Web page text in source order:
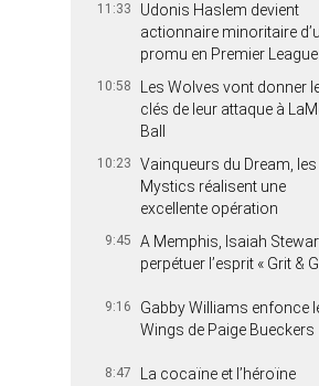
11:33
Udonis Haslem devient
actionnaire minoritaire
promu en Premier League
10:58
Les Wolves vont donner
clés de leur attaque à
Ball
10:23
Vainqueurs du Dream, les
Mystics réalisent une
excellente opération
9:45
A Memphis, Isaiah
perpétuer l’esprit « Grit &
9:16
Gabby Williams enfonce
Wings de Paige Bueckers
8:47
La cocaïne et l’héroïne